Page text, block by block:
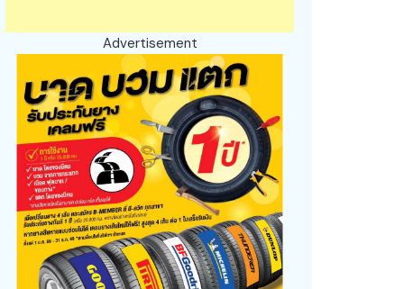
Advertisement